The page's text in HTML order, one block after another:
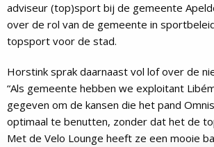
adviseur (top)sport bij de gemeente
over de rol van de gemeente in
topsport voor de stad.
Horstink sprak daarnaast vol lof over de
“Als gemeente hebben we exploitant
gegeven om de kansen die het pand
optimaal te benutten, zonder dat het de
Met de Velo Lounge heeft ze een mooie